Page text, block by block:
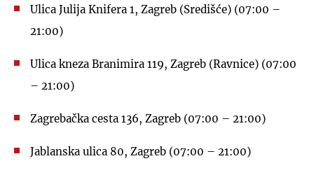
Ulica Julija Knifera 1, Zagreb (Središće) (07:00 –
21:00)
Ulica kneza Branimira 119, Zagreb (Ravnice) (07:00
– 21:00)
Zagrebačka cesta 136, Zagreb (07:00 – 21:00)
Jablanska ulica 80, Zagreb (07:00 – 21:00)